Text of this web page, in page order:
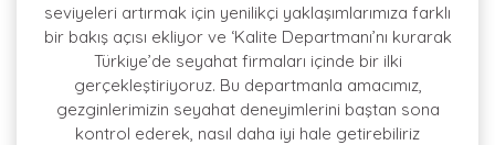
seviyeleri artırmak için yenilikçi yaklaşımlarımıza farklı
bir bakış açısı ekliyor ve ‘Kalite Departmanı’nı kurarak
Türkiye’de seyahat firmaları içinde bir ilki
gerçekleştiriyoruz. Bu departmanla amacımız,
gezginlerimizin seyahat deneyimlerini baştan sona
kontrol ederek, nasıl daha iyi hale getirebiliriz